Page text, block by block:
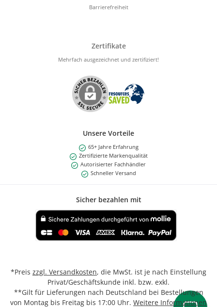
Barrierefreiheit
Zertifikate
Mehrfach ausgezeichnet und zertifiziert!
Unsere Vorteile
65+ Jahre Erfahrung
Zertifizierte Markenqualität
Autorisierter Fachhändler
Schneller Versand
Sicher bezahlen mit
*Preis zzgl. Versandkosten, die MwSt. ist je nach Einstellung
Privat/Geschäftskunde inkl. bzw. exkl.
**Gilt für Lieferungen nach Deutschland bei Bestellungen
von Montag bis Freitag bis 17:00 Uhr. Weitere Informationen